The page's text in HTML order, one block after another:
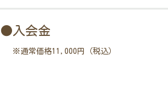
●入会金
※通常価格11,000円（税込）